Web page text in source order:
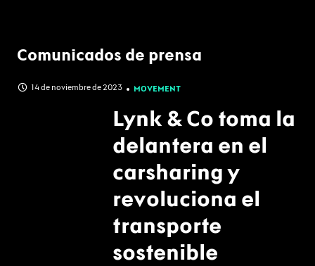
Comunicados de prensa
14 de noviembre de 2023 MOVEMENT
Lynk & Co toma la
delantera en el
carsharing y
revoluciona el
transporte
sostenible